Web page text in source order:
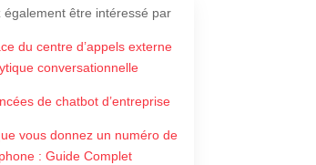
également être intéressé par
du centre d’appels externe
conversationnelle
de chatbot d’entreprise
vous donnez un numéro de
: Guide Complet